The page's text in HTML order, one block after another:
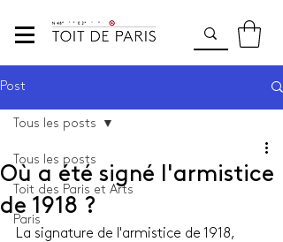
Post
Tous les posts
Toit des Paris et Arts
Paris
Tous les posts
Où a été signé l'armistice
de 1918 ?
La signature de l'armistice de 1918,